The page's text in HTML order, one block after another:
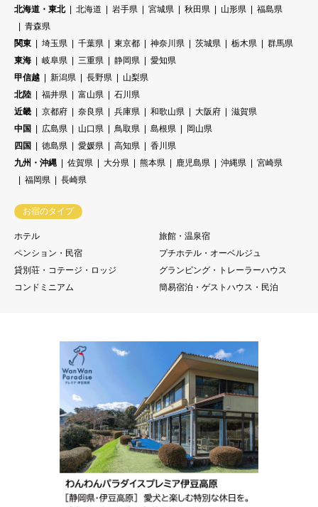
北海道・東北 北海道 岩手県 宮城県 秋田県 山形県
福島県
青森県
関東
埼玉県 千葉県 東京都 神奈川県 茨城県 栃木県
群馬県
東海
岐阜県 三重県 静岡県
愛知県
甲信越
新潟県 長野県
山梨県
北陸
福井県 富山県
石川県
近畿
京都府 奈良県 兵庫県 和歌山県 大阪府
滋賀県
中国
広島県 山口県 鳥取県 島根県
岡山県
四国
徳島県 愛媛県 高知県
香川県
九州・沖縄
佐賀県 大分県 熊本県 鹿児島県 沖縄県
宮崎県
福岡県
長崎県
お宿のタイプ
ホテル
旅館・温泉宿
ペンション・民宿
プチホテル・オーベルジュ
貸別荘・コテージ・ロッジ
グランピング・トレーラーハウス
コンドミニアム
簡易宿泊・ゲストハウス・民泊